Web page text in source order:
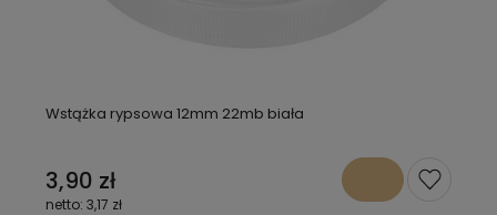
Wstążka rypsowa 12mm 22mb biała
3,90 zł
3,17 zł